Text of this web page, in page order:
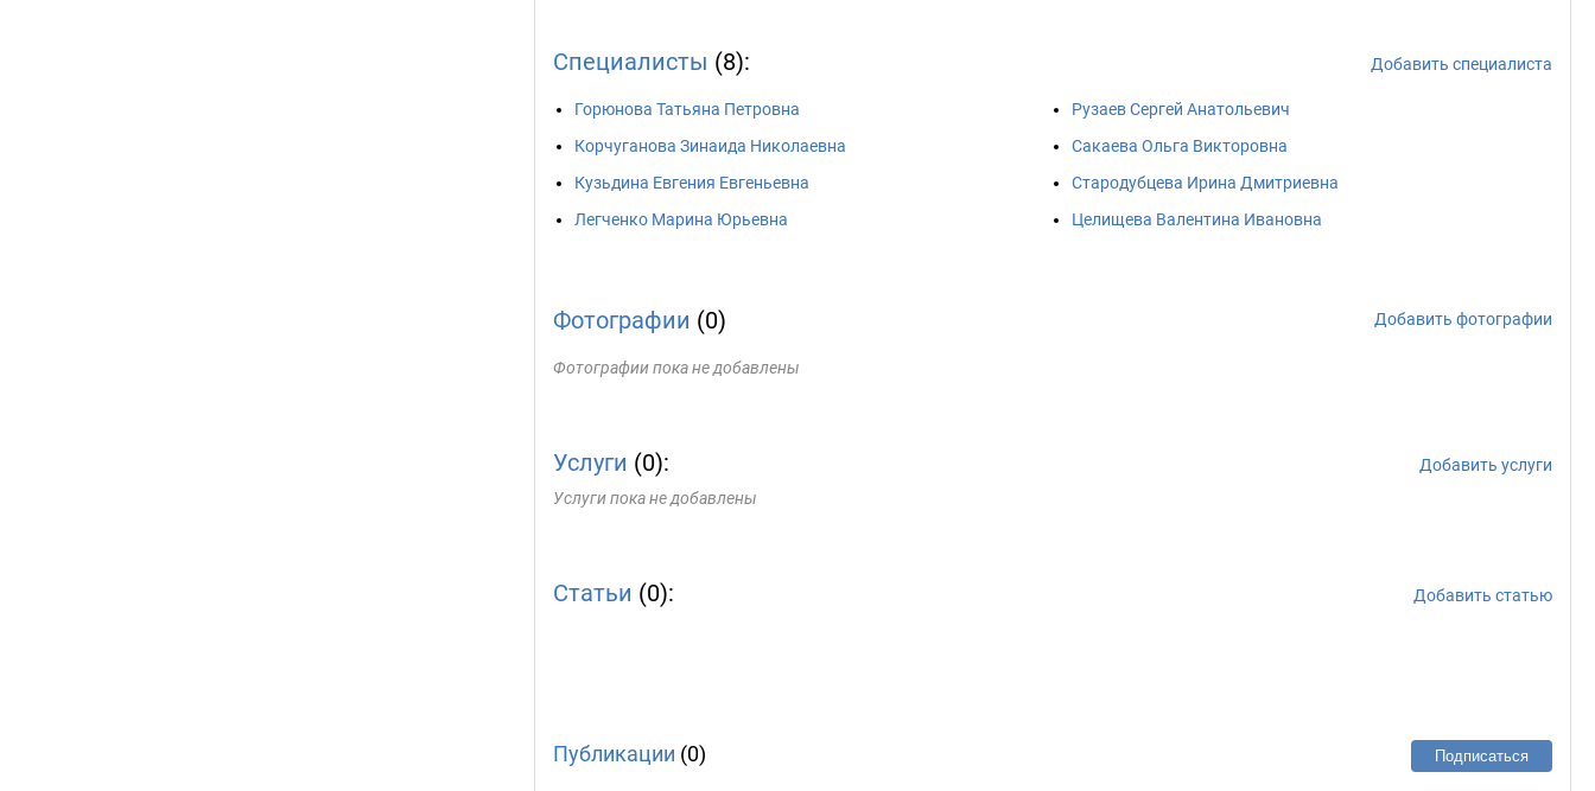
Специалисты (8): Добавить специалиста
Горюнова Татьяна Петровна
Корчуганова Зинаида Николаевна
Кузьдина Евгения Евгеньевна
Легченко Марина Юрьевна
Рузаев Сергей Анатольевич
Сакаева Ольга Викторовна
Стародубцева Ирина Дмитриевна
Целищева Валентина Ивановна
Фотографии (0) Добавить фотографии
Фотографии пока не добавлены
Услуги (0):
Добавить услуги
Услуги пока не добавлены
Статьи (0): Добавить статью
Публикации (0) Подписаться